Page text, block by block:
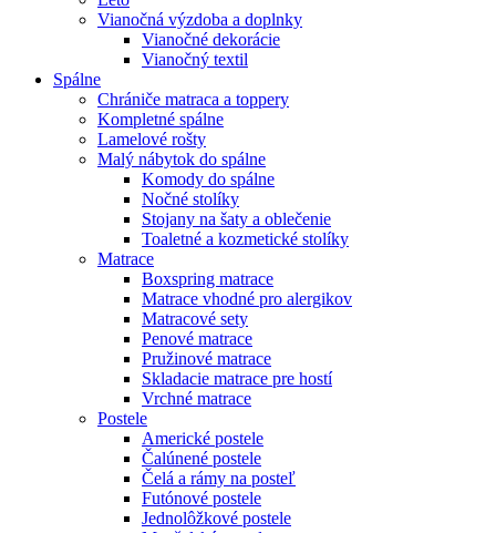
Vianočná výzdoba a doplnky
Vianočné dekorácie
Vianočný textil
Spálne
Chrániče matraca a toppery
Kompletné spálne
Lamelové rošty
Malý nábytok do spálne
Komody do spálne
Nočné stolíky
Stojany na šaty a oblečenie
Toaletné a kozmetické stolíky
Matrace
Boxspring matrace
Matrace vhodné pro alergikov
Matracové sety
Penové matrace
Pružinové matrace
Skladacie matrace pre hostí
Vrchné matrace
Postele
Americké postele
Čalúnené postele
Čelá a rámy na posteľ
Futónové postele
Jednolôžkové postele